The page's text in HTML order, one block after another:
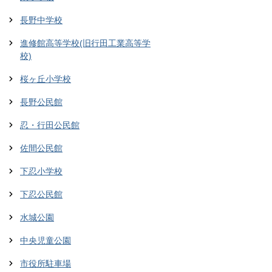
長野中学校
進修館高等学校(旧行田工業高等学
校)
桜ヶ丘小学校
長野公民館
忍・行田公民館
佐間公民館
下忍小学校
下忍公民館
水城公園
中央児童公園
市役所駐車場